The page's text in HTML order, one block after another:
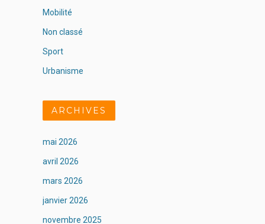
Mobilité
Non classé
Sport
Urbanisme
ARCHIVES
mai 2026
avril 2026
mars 2026
janvier 2026
novembre 2025